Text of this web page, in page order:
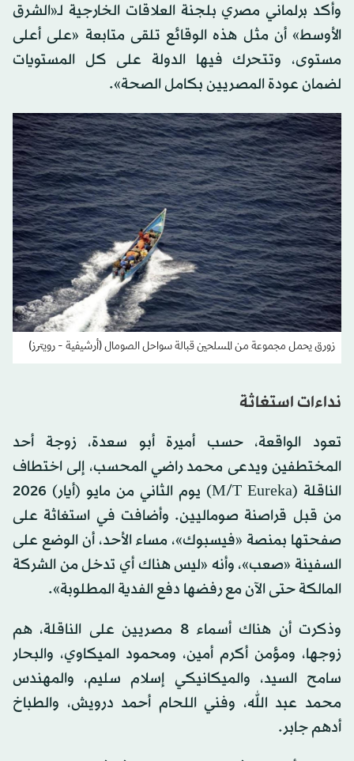
وأكد برلماني مصري بلجنة العلاقات الخارجية لـ«الشرق
الأوسط» أن مثل هذه الوقائع تلقى متابعة «على أعلى
مستوى، وتتحرك فيها الدولة على كل المستويات
لضمان عودة المصريين بكامل الصحة».
زورق يحمل مجموعة من المسلحين قبالة سواحل الصومال (أرشيفية - رويترز)
نداءات استغاثة
تعود الواقعة، حسب أميرة أبو سعدة، زوجة أحد
المختطفين ويدعى محمد راضي المحسب، إلى اختطاف
الناقلة (M/T Eureka) يوم الثاني من مايو (أيار) 2026
من قبل قراصنة صوماليين. وأضافت في استغاثة على
صفحتها بمنصة «فيسبوك»، مساء الأحد، أن الوضع على
السفينة «صعب»، وأنه «ليس هناك أي تدخل من الشركة
المالكة حتى الآن مع رفضها دفع الفدية المطلوبة».
وذكرت أن هناك أسماء 8 مصريين على الناقلة، هم
زوجها، ومؤمن أكرم أمين، ومحمود الميكاوي، والبحار
سامح السيد، والميكانيكي إسلام سليم، والمهندس
محمد عبد الله، وفني اللحام أحمد درويش، والطباخ
أدهم جابر.